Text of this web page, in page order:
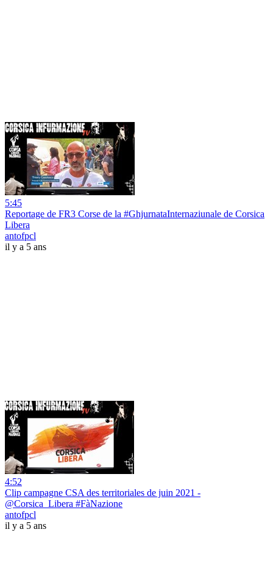
5:45
Reportage de FR3 Corse de la #GhjurnataInternaziunale de Corsica
Libera
antofpcl
il y a 5 ans
4:52
Clip campagne CSA des territoriales de juin 2021 -
@Corsica_Libera #FàNazione
antofpcl
il y a 5 ans